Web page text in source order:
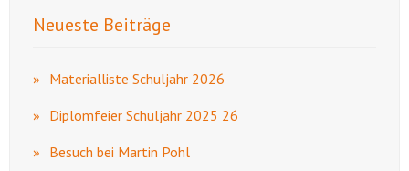
Neueste Beiträge
Materialliste Schuljahr 2026
Diplomfeier Schuljahr 2025 26
Besuch bei Martin Pohl